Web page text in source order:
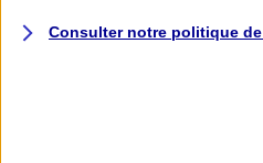
Consulter notre politique de